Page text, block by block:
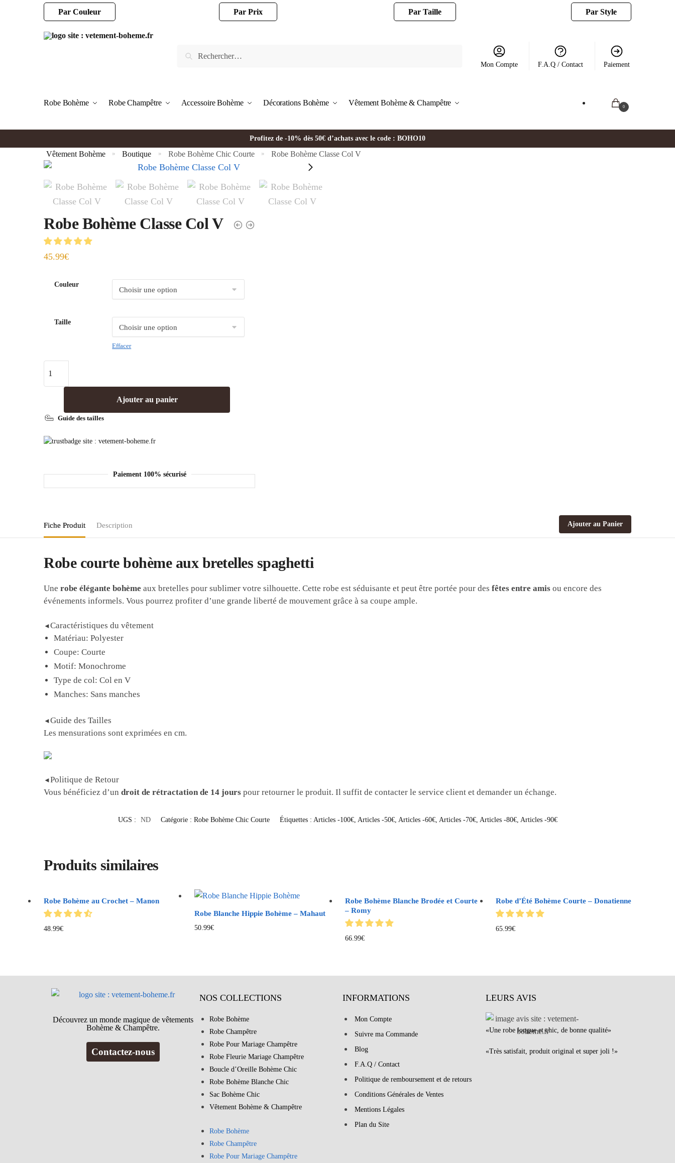
Par Couleur Par Prix Par Taille Par Style
Mon Compte F.A.Q / Contact Paiement
Robe Bohème Robe Champêtre Accessoire Bohème Décorations Bohème Vêtement Bohème & Champêtre 0
Profitez de -10% dès 50€ d’achats avec le code : BOHO10
Vêtement Bohème » Boutique » Robe Bohème Chic Courte » Robe Bohème Classe Col V
Robe Bohème Classe Col V
45.99€
Couleur
Taille
Effacer
Ajouter au panier
Guide des tailles
Paiement 100% sécurisé
Fiche Produit Description Ajouter au Panier
Robe courte bohème aux bretelles spaghetti
Unerobe élégante bohème aux bretelles pour sublimer votre silhouette. Cette robe est séduisante et peut être portée pour desfêtes entre amis ou encore des
événements informels. Vous pourrez profiter d’une grande liberté de mouvement grâce à sa coupe ample.
◄Caractéristiques du vêtement
Matériau: Polyester
Coupe: Courte
Motif: Monochrome
Type de col: Col en V
Manches: Sans manches
◄Guide des Tailles
Les mensurations sont exprimées en cm.
◄Politique de Retour
Vous bénéficiez d’undroit de rétractation de 14 jours pour retourner le produit. Il suffit de contacter le service client et demander un échange.
UGS : ND Catégorie : Robe Bohème Chic Courte Étiquettes : Articles -100€, Articles -50€, Articles -60€, Articles -70€, Articles -80€, Articles -90€
Produits similaires
Robe Bohème au Crochet – Manon
48.99€
Robe Blanche Hippie Bohème – Mahaut
50.99€
Robe Bohème Blanche Brodée et Courte
– Romy
66.99€
Robe d’Été Bohème Courte – Donatienne
65.99€
Découvrez un monde magique de vêtements
Bohème & Champêtre.
Contactez-nous
NOS COLLECTIONS
Robe Bohème
Robe Champêtre
Robe Pour Mariage Champêtre
Robe Fleurie Mariage Champêtre
Boucle d’Oreille Bohème Chic
Robe Bohème Blanche Chic
Sac Bohème Chic
Vêtement Bohème & Champêtre
Robe Bohème
Robe Champêtre
Robe Pour Mariage Champêtre
INFORMATIONS
Mon Compte
Suivre ma Commande
Blog
F.A.Q / Contact
Politique de remboursement et de retours
Conditions Générales de Ventes
Mentions Légales
Plan du Site
LEURS AVIS
«Une robe longue et chic, de bonne qualité»
«Très satisfait, produit original et super joli !»